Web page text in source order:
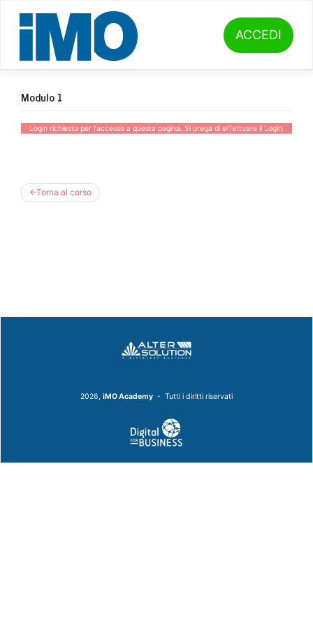
content
ACCEDI
Modulo 1
Login richiesto per l'accesso a questa pagina. Si prega di effettuare il Login.
Torna al corso
2026, iMO Academy - Tutti i diritti riservati